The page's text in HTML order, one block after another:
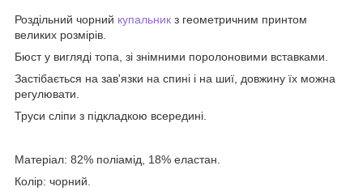
Роздільний чорний купальник з геометричним принтом
великих розмірів.
Бюст у вигляді топа, зі знімними поролоновими вставками.
Застібається на зав'язки на спині і на шиї, довжину їх можна
регулювати.
Труси сліпи з підкладкою всередині.
Матеріал: 82% поліамід, 18% еластан.
Колір: чорний.